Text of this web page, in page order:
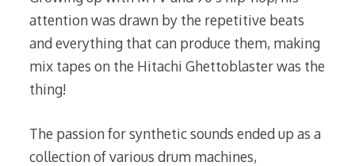
attention was drawn by the repetitive beats
and everything that can produce them, making
mix tapes on the Hitachi Ghettoblaster was the
thing!
The passion for synthetic sounds ended up as a
collection of various drum machines,